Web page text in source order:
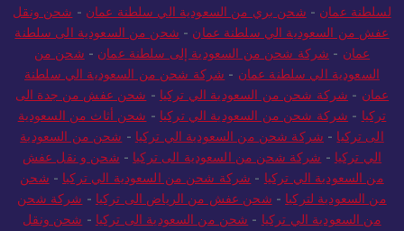
لسلطنة عمان - شحن بري من السعودية الي سلطنة عمان - شحن ونقل
عفش من السعودية الي سلطنة عمان - شحن من السعودية الى سلطنة
عمان - شركة شحن من السعودية إلى سلطنة عمان - شحن من
السعودية الي سلطنة عمان - شركة شحن من السعودية الي سلطنة
عمان - شركة شحن من السعودية الي تركيا - شحن عفش من جدة الى
تركيا - شركة شحن من السعودية الي تركيا - شحن أثاث من السعودية
الى تركيا - شركة شحن من السعودية الي تركيا - شحن من السعودية
الي تركيا - شركة شحن من السعودية الى تركيا - شحن و نقل عفش
من السعودية الي تركيا - شركة شحن من السعودية الي تركيا - شحن
من السعودية لتركيا - شحن عفش من الرياض الى تركيا - شركة شحن
من السعودية الي تركيا - شحن من السعودية الى تركيا - شحن ونقل